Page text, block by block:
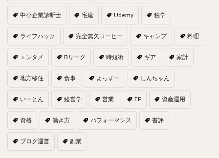
中小企業診断士 宅建 Udemy 独学
ライフハック 完全無欠コーヒー キャンプ 料理
エンタメ Bリーグ 時短術 ギア 家計
地方移住 食事 よっすー しんちゃん
いーとん 経営学 営業 FP 資産運用
資格 働き方 パフォーマンス 書評
ブログ運営 副業